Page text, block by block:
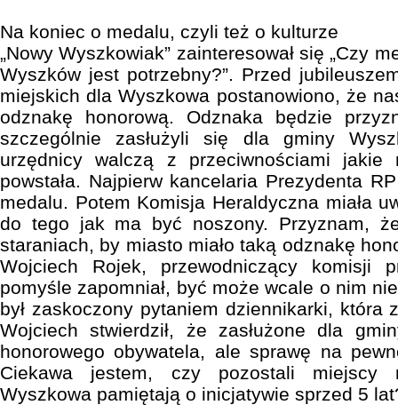
Na koniec o medalu, czyli też o kulturze
„Nowy Wyszkowiak” zainteresował się „Czy
Wyszków jest potrzebny?”. Przed
miejskich dla Wyszkowa postanowiono, że
odznakę honorową. Odznaka będzie
szczególnie zasłużyli się dla gminy
urzędnicy walczą z przeciwnościami jakie
powstała. Najpierw kancelaria Prezydenta
medalu. Potem Komisja Heraldyczna miała
do tego jak ma być noszony. Przyznam,
staraniach, by miasto miało taką odznakę
Wojciech Rojek, przewodniczący
pomyśle zapomniał, być może wcale o nim
był zaskoczony pytaniem dziennikarki, która
Wojciech stwierdził, że zasłużone dla
honorowego obywatela, ale sprawę na
Ciekawa jestem, czy pozostali miejscy
Wyszkowa pamiętają o inicjatywie sprzed 5